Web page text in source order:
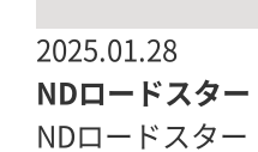
2025.01.28
NDロードスタ
NDロードスタ